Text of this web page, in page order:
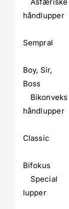
håndlupper
Sempral
Boy, Sir,
Boss
Bikonveks
håndlupper
Classic
Bifokus
Special
lupper